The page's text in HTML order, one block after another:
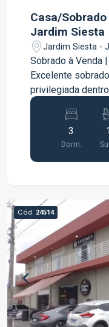
Casa/
Jardim Siesta
Jardim Siesta -
Sobrado à Venda
Excelente
privilegiada
centro da cidade e à
bairro arborizado,
quem busca qualidade de
imóvel: 3 dormitórios, todos com sacada Quartos
com armários
ardósia e
ventilação e iluminação
estratégica no
comércios,
Agende sua visita
oportunidade!
3
Dorm.
Cód. 24514